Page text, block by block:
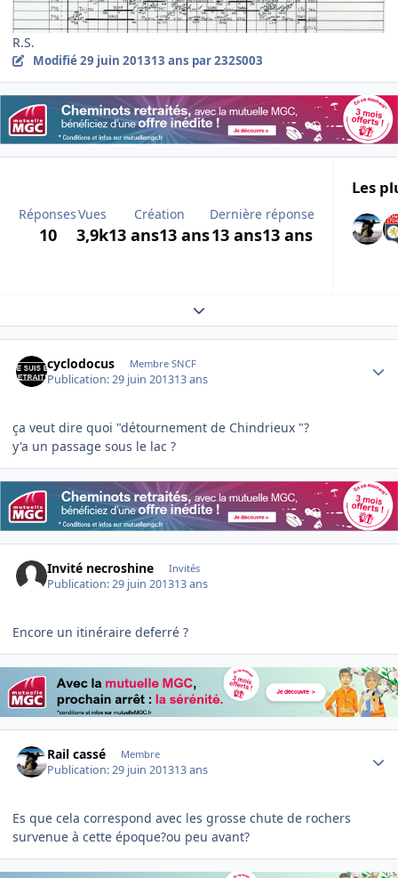
R.S.
Modifié29 juin 201313 ans par 232S003
Réponses
10
Vues
3,9k
Création
13 ans13 ans
Dernière réponse
13 ans13 ans
Les
Expand topic overview
cyclodocus Membre SNCF
Publication:29 juin 201313 ans
ça veut dire quoi "détournement de Chindrieux "?
y'a un passage sous le lac ?
Invité necroshine Invités
Publication:29 juin 201313 ans
Encore un itinéraire deferré ?
Rail cassé Membre
Publication:29 juin 201313 ans
Es que cela correspond avec les grosse chute de rochers
survenue à cette époque?ou peu avant?